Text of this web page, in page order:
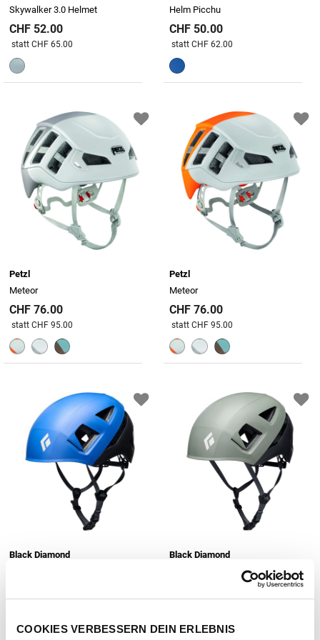
COOKIES VERBESSERN DEIN ERLEBNIS
Skywalker 3.0 Helmet
CHF 52.00
Preis reduziert von
statt CHF 65.00
Helm Picchu
CHF 50.00
Preis reduziert von
statt CHF 62.00
Petzl
Meteor
CHF 76.00
Preis reduziert von
statt CHF 95.00
Petzl
Meteor
CHF 76.00
Preis reduziert von
statt CHF 95.00
Black Diamond
Black Diamond
CAPITAN E HELMET